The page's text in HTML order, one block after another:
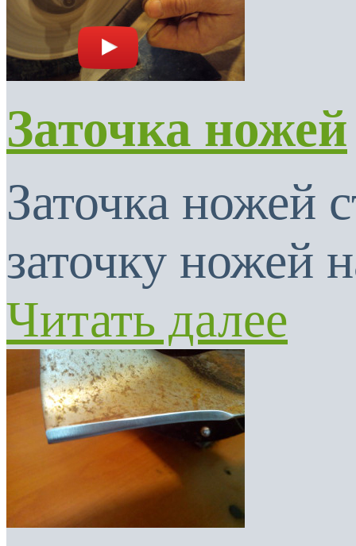
Заточка ножей
Заточка ножей
заточку ножей
Читать далее